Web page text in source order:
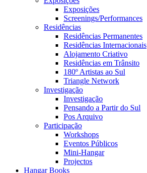
Exposições
Screenings/Performances
Residências
Residências Permanentes
Residências Internacionais
Alojamento Criativo
Residências em Trânsito
180º Artistas ao Sul
Triangle Network
Investigação
Investigação
Pensando a Partir do Sul
Pos Arquivo
Participação
Workshops
Eventos Públicos
Mini-Hangar
Projectos
Hangar Books